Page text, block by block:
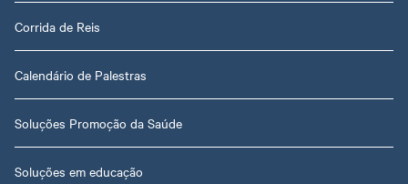
Corrida de Reis
Calendário de Palestras
Soluções Promoção da Saúde
Soluções em educação